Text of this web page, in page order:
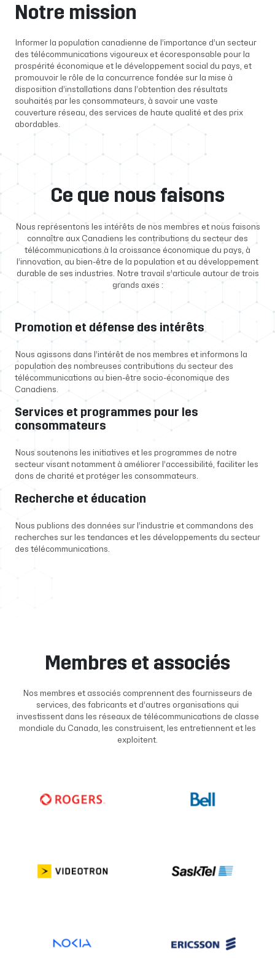
Notre mission
Informer la population canadienne de l’importance d’un secteur
des télécommunications vigoureux et écoresponsable pour la
prospérité économique et le développement social du pays, et
promouvoir le rôle de la concurrence fondée sur la mise à
disposition d’installations dans l’obtention des résultats
souhaités par les consommateurs, à savoir une vaste
couverture réseau, des services de haute qualité et des prix
abordables.
Ce que nous faisons
Nous représentons les intérêts de nos membres et nous faisons
connaître aux Canadiens les contributions du secteur des
télécommunications à la croissance économique du pays, à
l’innovation, au bien-être de la population et au développement
durable de ses industries. Notre travail s’articule autour de trois
grands axes :
Promotion et défense des intérêts
Nous agissons dans l’intérêt de nos membres et informons la
population des nombreuses contributions du secteur des
télécommunications au bien-être socio-économique des
Canadiens.
Services et programmes pour les
consommateurs
Nous soutenons les initiatives et les programmes de notre
secteur visant notamment à améliorer l’accessibilité, faciliter les
dons de charité et protéger les consommateurs.
Recherche et éducation
Nous publions des données sur l’industrie et commandons des
recherches sur les tendances et les développements du secteur
des télécommunications.
Membres et associés
Nos membres et associés comprennent des fournisseurs de
services, des fabricants et d’autres organisations qui
investissent dans les réseaux de télécommunications de classe
mondiale du Canada, les construisent, les entretiennent et les
exploitent.